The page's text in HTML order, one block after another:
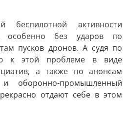
беспилотной активности
особенно без ударов по
пусков дронов. А судя по
к этой проблеме в виде
а также по анонсам
оборонно-промышленный
отдают себе в этом